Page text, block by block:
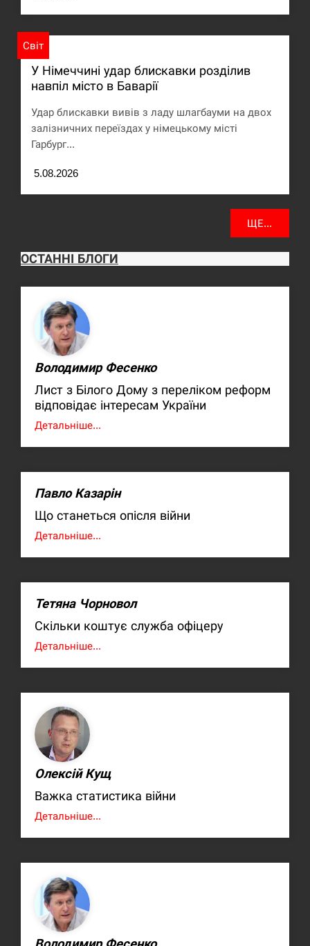
Світ
У Німеччині удар блискавки розділив
навпіл місто в Баварії
Удар блискавки вивів з ладу шлагбауми на двох
залізничних переїздах у німецькому місті
Гарбург...
5.08.2026
ЩЕ...
ОСТАННІ БЛОГИ
Володимир Фесенко
Лист з Білого Дому з переліком реформ
відповідає інтересам України
Детальніше...
Павло Казарін
Що станеться опісля війни
Детальніше...
Тетяна Чорновол
Скільки коштує служба офіцеру
Детальніше...
Олексій Кущ
Важка статистика війни
Детальніше...